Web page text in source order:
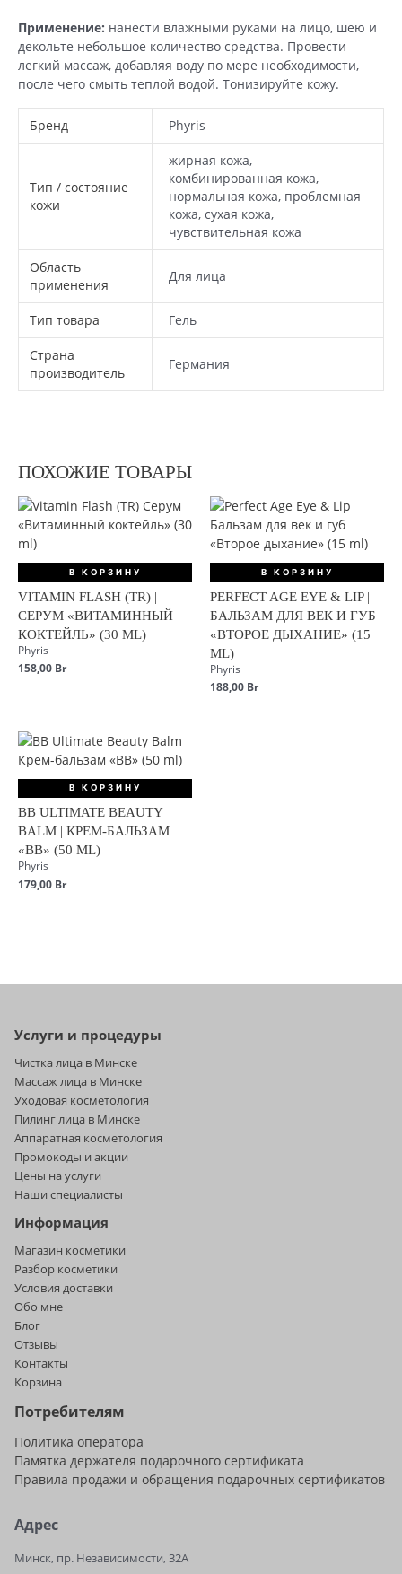
Применение: нанести влажными руками на лицо, шею и
декольте небольшое количество средства. Провести
легкий массаж, добавляя воду по мере необходимости,
после чего смыть теплой водой. Тонизируйте кожу.
Бренд Phyris
Тип / состояние
кожи
жирная кожа,
комбинированная кожа,
нормальная кожа, проблемная
кожа, сухая кожа,
чувствительная кожа
Область
применения
Для лица
Тип товара Гель
Страна
производитель
Германия
ПОХОЖИЕ ТОВАРЫ
В КОРЗИНУ
VITAMIN FLASH (TR) |
СЕРУМ «ВИТАМИННЫЙ
КОКТЕЙЛЬ» (30 ML)
Phyris
158,00 Br
В КОРЗИНУ
PERFECT AGE EYE & LIP |
БАЛЬЗАМ ДЛЯ ВЕК И ГУБ
«ВТОРОЕ ДЫХАНИЕ» (15
ML)
Phyris
188,00 Br
В КОРЗИНУ
BB ULTIMATE BEAUTY
BALM | КРЕМ-БАЛЬЗАМ
«BB» (50 ML)
Phyris
179,00 Br
Услуги и процедуры
Чистка лица в Минске
Массаж лица в Минске
Уходовая косметология
Пилинг лица в Минске
Аппаратная косметология
Промокоды и акции
Цены на услуги
Наши специалисты
Информация
Магазин косметики
Разбор косметики
Условия доставки
Обо мне
Блог
Отзывы
Контакты
Корзина
Потребителям
Политика оператора
Памятка держателя подарочного сертификата
Правила продажи и обращения подарочных сертификатов
Адрес
Минск, пр. Независимости, 32А